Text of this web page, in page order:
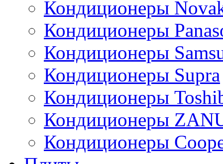
Кондиционеры
Кондиционеры
Кондиционеры
Кондиционеры Supra
Кондиционеры
Кондиционеры
Кондиционеры